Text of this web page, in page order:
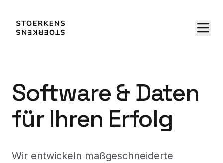
Software & Daten
für Ihren Erfolg
Wir entwickeln maßgeschneiderte